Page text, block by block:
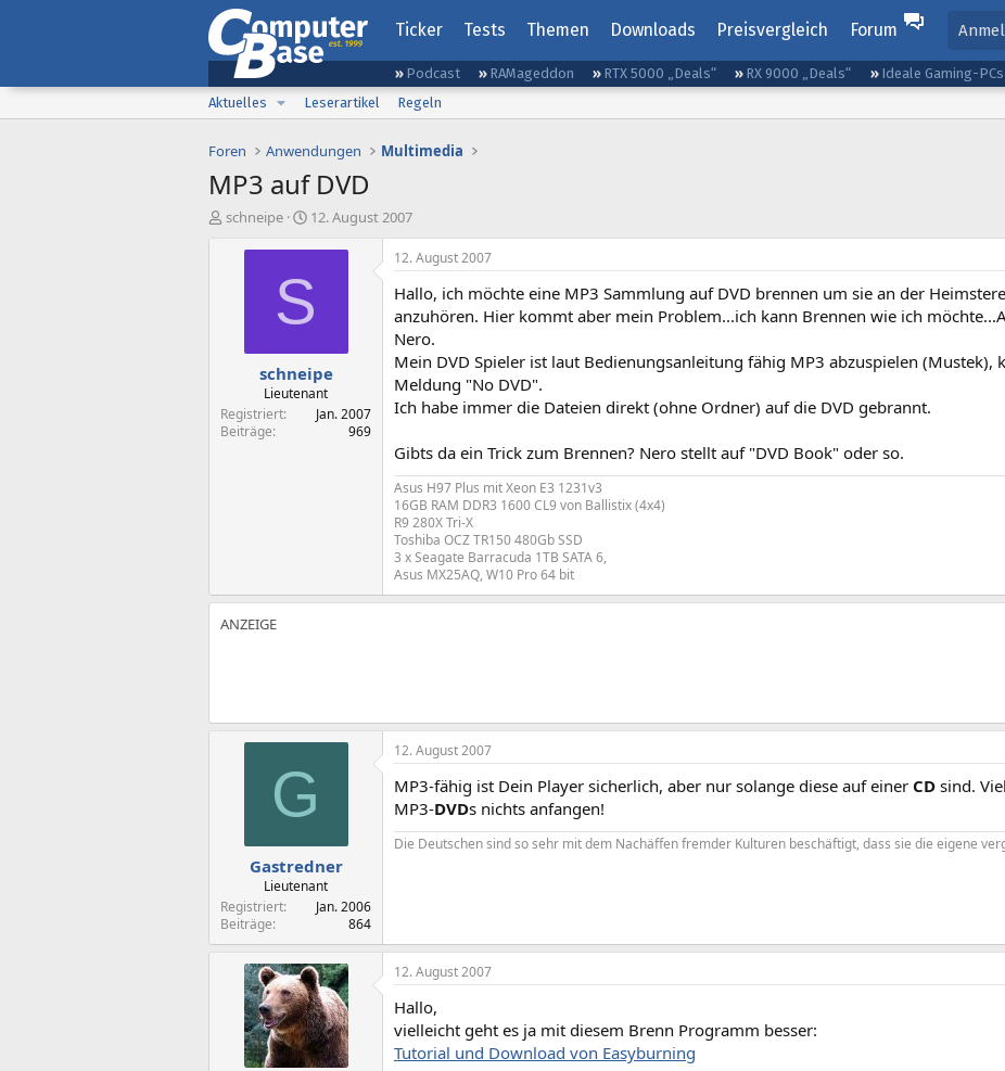
Ticker Tests Themen Downloads Preisvergleich Forum
Podcast RAMageddon RTX 5000 „Deals“ RX 9000 „Deals“ Ideale Gaming-PCs
Aktuelles
Leserartikel Regeln
Foren Anwendungen Multimedia
MP3 auf DVD
E
schneipe
E
s
e
l
t
a
m
12. August 2007
S
schneipe
Lieutenant
Registriert
Jan. 2007
Beiträge
969
12. August 2007
Hallo, ich möchte eine MP3 Sammlung auf DVD brennen um sie an der
anzuhören. Hier kommt aber mein Problem...ich kann Brennen wie ich
Nero.
Mein DVD Spieler ist laut Bedienungsanleitung fähig MP3 abzuspielen
Meldung "No DVD".
Ich habe immer die Dateien direkt (ohne Ordner) auf die DVD gebrannt.
Gibts da ein Trick zum Brennen? Nero stellt auf "DVD Book" oder so.
Asus H97 Plus mit Xeon E3 1231v3
16GB RAM DDR3 1600 CL9 von Ballistix (4x4)
R9 280X Tri-X
Toshiba OCZ TR150 480Gb SSD
3 x Seagate Barracuda 1TB SATA 6,
Asus MX25AQ, W10 Pro 64 bit
G
Gastredner
Lieutenant
Registriert
Jan. 2006
Beiträge
864
12. August 2007
MP3-fähig ist Dein Player sicherlich, aber nur solange diese auf einer CD sind.
MP3-DVDs nichts anfangen!
Die Deutschen sind so sehr mit dem Nachäffen fremder Kulturen beschäftigt, dass sie die eigene
12. August 2007
Hallo,
vielleicht geht es ja mit diesem Brenn Programm besser:
Tutorial und Download von Easyburning